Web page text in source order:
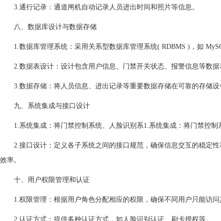
3.通行记录：通道闸机自动记录人员进出时间和照片等信息。
八、数据库设计与数据存储
1.数据库管理系统：采用关系型数据库管理系统( RDBMS )，如
2.数据表设计：设计包含用户信息、门禁开关状态、报警信息等数据
3.数据存储：将人员信息、进出记录等重要数据存储在可靠的存储设
九、系统集成与接口设计
1.系统集成：将门禁控制系统、人脸识别系1.系统集成：将门禁控制
2.接口设计：定义各子系统之间的接口规范，确保信息交互的稳定性
效率。
十、用户权限管理和认证
1.权限管理：根据用户角色分配相应的权限，确保不同用户只能访问
2.认证方式：提供多种认证方式，如人脸识别认证、刷卡授权等。